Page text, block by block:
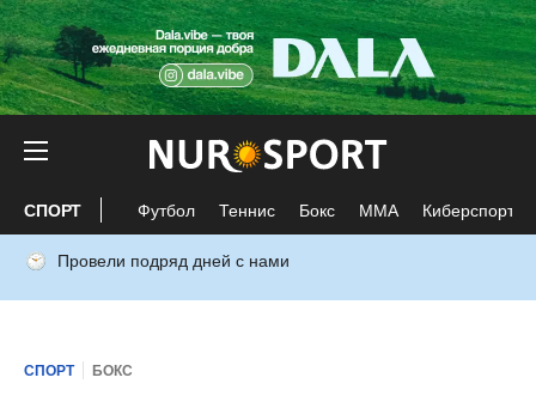
СПОРТ Футбол Теннис Бокс ММА Киберспорт
Провели подряд дней с нами
СПОРТ БОКС